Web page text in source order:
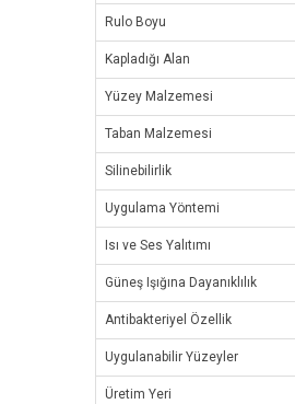
Rulo Boyu
Kapladığı Alan
Yüzey Malzemesi
Taban Malzemesi
Silinebilirlik
Uygulama Yöntemi
Isı ve Ses Yalıtımı
Güneş Işığına Dayanıklılık
Antibakteriyel Özellik
Uygulanabilir Yüzeyler
Üretim Yeri